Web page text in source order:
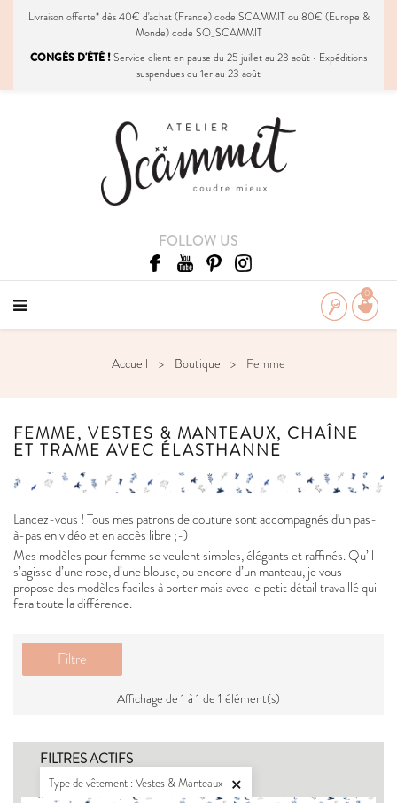
Livraison offerte* dès 40€ d'achat (France) code SCAMMIT ou 80€ (Europe &
Monde) code SO_SCAMMIT
CONGÉS D'ÉTÉ !Service client en pause du 25 juillet au 23 août • Expéditions
suspendues du 1er au 23 août
FOLLOW US
0
Accueil Boutique Femme
FEMME, VESTES & MANTEAUX, CHAÎNE
ET TRAME AVEC ÉLASTHANNE
Lancez-vous ! Tous mes patrons de couture sont accompagnés d'un pas-
à-pas en vidéo et en accès libre ;-)
Mes modèles pour femme se veulent simples, élégants et raffinés. Qu’il
s’agisse d’une robe, d’une blouse, ou encore d’un manteau, je vous
propose des modèles faciles à porter mais avec le petit détail travaillé qui
fera toute la différence.
Filtre
Affichage de 1 à 1 de 1 élément(s)
FILTRES ACTIFS
Type de vêtement : Vestes & Manteaux 